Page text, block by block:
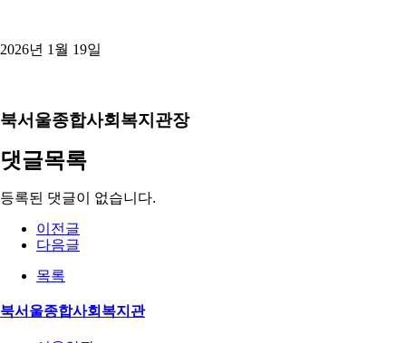
2026년 1 월 19일
북서울종합사회복지관장
댓글목록
등록된 댓글이 없습니다.
이전글
다음글
목록
북서울종합사회복지관